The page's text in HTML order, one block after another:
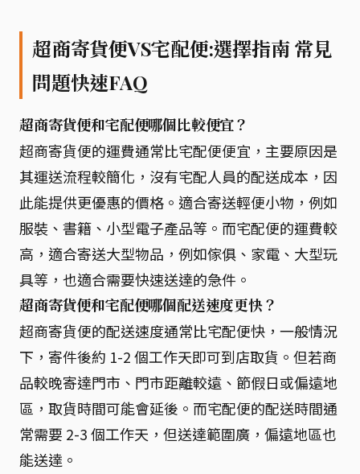
超商寄貨便VS宅配便:選擇指南 常見
問題快速FAQ
超商寄貨便和宅配便哪個比較便宜？
超商寄貨便的運費通常比宅配便便宜，主要原因是
其運送流程較簡化，沒有宅配人員的配送成本，因
此能提供更優惠的價格。適合寄送輕便小物，例如
服裝、書籍、小型電子產品等。而宅配便的運費較
高，適合寄送大型物品，例如傢俱、家電、大型玩
具等，也適合需要快速送達的急件。
超商寄貨便和宅配便哪個配送速度更快？
超商寄貨便的配送速度通常比宅配便快，一般情況
下，寄件後約 1-2 個工作天即可到店取貨。但若商
品較晚寄達門市、門市距離較遠、節假日或偏遠地
區，取貨時間可能會延後。而宅配便的配送時間通
常需要 2-3 個工作天，但送達範圍廣，偏遠地區也
能送達。